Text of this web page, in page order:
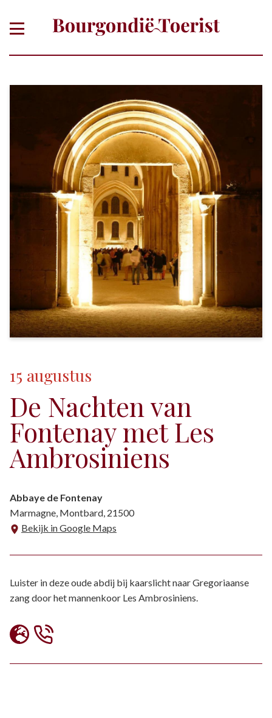
15 augustus
De Nachten van
Fontenay met Les
Ambrosiniens
Abbaye de Fontenay
Marmagne, Montbard, 21500
Bekijk in Google Maps
Luister in deze oude abdij bij kaarslicht naar Gregoriaanse
zang door het mannenkoor Les Ambrosiniens.